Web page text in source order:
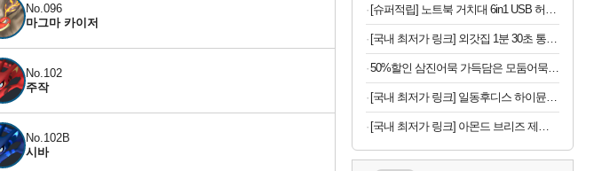
No.096
마그마 카이저
No.102
주작
No.102B
시바
[슈퍼적립] 노트북 거치대 6in1 USB 허브형 높이 조절 받침대 스탠드 LD204H
[국내 최저가 링크] 외갓집 1분 30초 통등심 돈까스, 650g, 1팩
50%할인 삼진어묵 가득담은 모둠어묵탕, 484g, 2개
[국내 최저가 링크] 일동후디스 하이뮨 프로틴 밸런스 액티브, 바닐라봉봉 제로, 250ml, 18개
[국내 최저가 링크] 아몬드 브리즈 제로슈가, 초콜릿, 190ml, 24팩